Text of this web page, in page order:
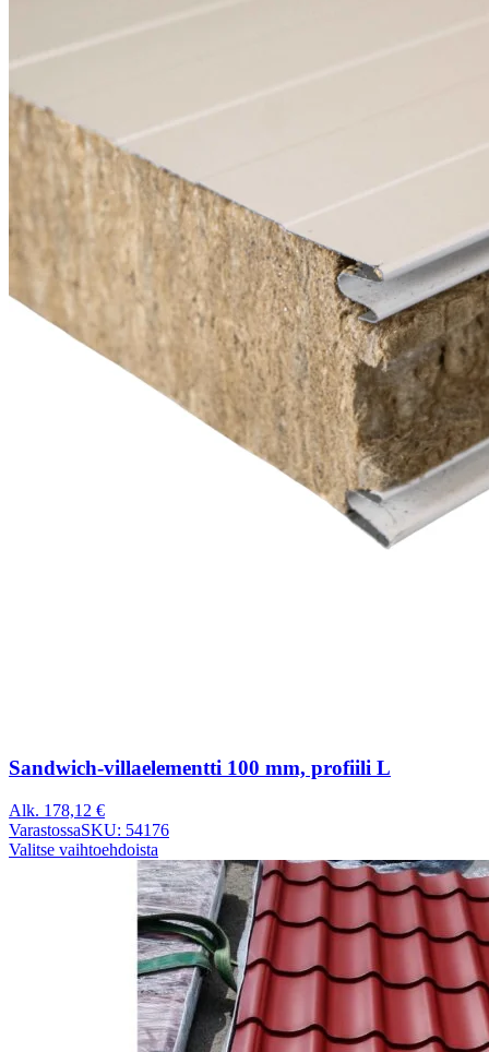
Sandwich-villaelementti 100 mm, profiili L
Alk. 178,12 €
VarastossaSKU: 54176
Valitse vaihtoehdoista